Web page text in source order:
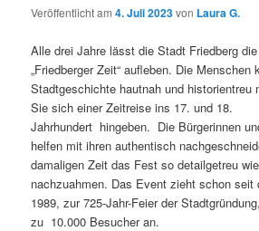
Veröffentlicht am4. Juli 2023von Laura G.
Alle drei Jahre lässt die Stadt Friedberg
„Friedberger Zeit“ aufleben. Die Menschen
Stadtgeschichte hautnah und historientreu
Sie sich einer Zeitreise ins 17. und 18.
Jahrhundert hingeben. Die Bürgerinnen
helfen mit ihren authentisch
damaligen Zeit das Fest so detailgetreu
nachzuahmen. Das Event zieht schon seit
1989, zur 725-Jahr-Feier der
zu 10.000 Besucher an.